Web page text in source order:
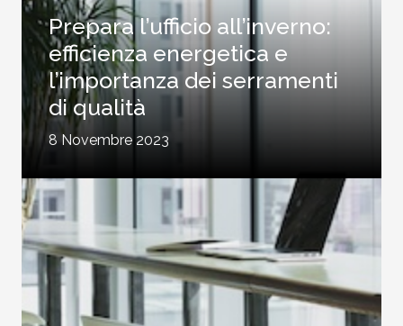
Prepara l’ufficio all’inverno:
efficienza energetica e
l’importanza dei serramenti
di qualità
8 Novembre 2023